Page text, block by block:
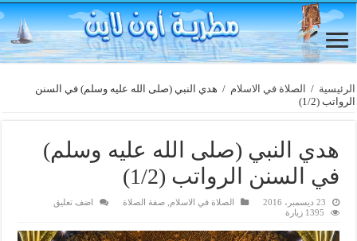
الرئيسية / الصلاة في الاسلام / هدي النبي (صلى الله عليه وسلم) في السنن
الرواتب (1/2)
هدي النبي (صلى الله عليه وسلم)
في السنن الرواتب (1/2)
23 ديسمبر، 2016 الصلاة في الاسلام ,صفة الصلاة
اضف تعليق
1395 زيارة